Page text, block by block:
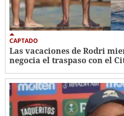
CAPTADO
Las vacaciones de Rodri
negocia el traspaso con el